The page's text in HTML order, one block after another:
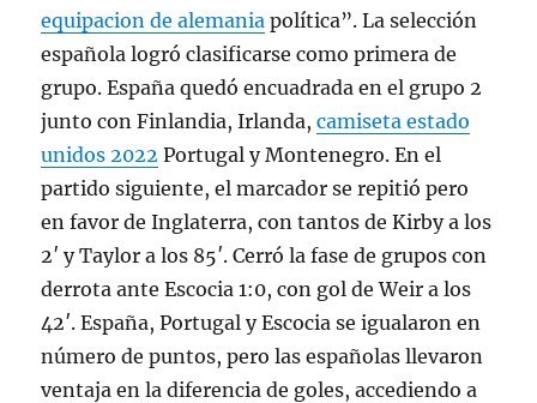
equipacion de alemania política”. La selección
española logró clasificarse como primera de
grupo. España quedó encuadrada en el grupo 2
junto con Finlandia, Irlanda,camiseta estado
unidos 2022 Portugal y Montenegro. En el
partido siguiente, el marcador se repitió pero
en favor de Inglaterra, con tantos de Kirby a los
2′ y Taylor a los 85′. Cerró la fase de grupos con
derrota ante Escocia 1:0, con gol de Weir a los
42′. España, Portugal y Escocia se igualaron en
número de puntos, pero las españolas llevaron
ventaja en la diferencia de goles, accediendo a